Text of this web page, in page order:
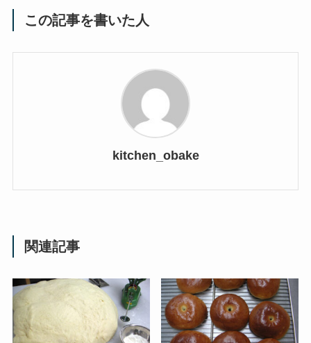
この記事を書いた人
kitchen_obake
関連記事